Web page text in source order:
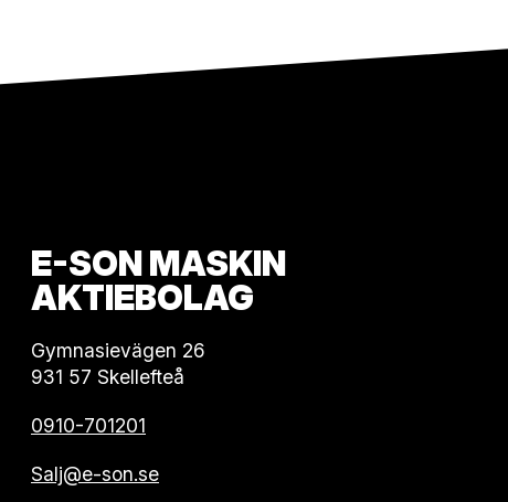
E-SON MASKIN
AKTIEBOLAG
Gymnasievägen 26
931 57 Skellefteå
0910-701201
Salj@e-son.se